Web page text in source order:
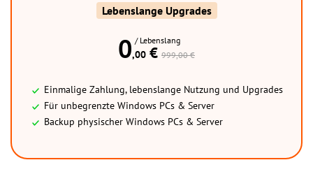
Lebenslange Upgrades
0,00 €
/ Lebenslang
999,00 €
Einmalige Zahlung, lebenslange Nutzung und Upgrades
Für unbegrenzte Windows PCs & Server
Backup physischer Windows PCs & Server